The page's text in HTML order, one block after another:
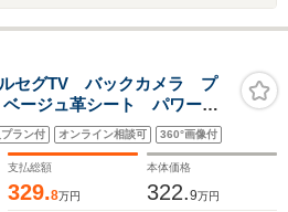
セグTV バックカメラ プ
ージュ革シート パワーシ
ヒーター ブラインドスポ
ソナー ETC2.0 ドラレコ
ラン付 オンライン相談可 360°画像付
支払総額
329.8万円
本体価格
322.9万円